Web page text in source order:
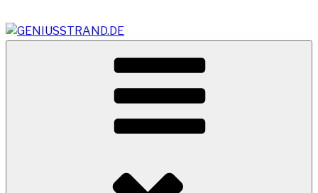
Inhalt
springen
GENIUSSTRAND.DE
Vom Geniusstrand zum JadeWeserPort/Container
Terminal Wilhelmshaven